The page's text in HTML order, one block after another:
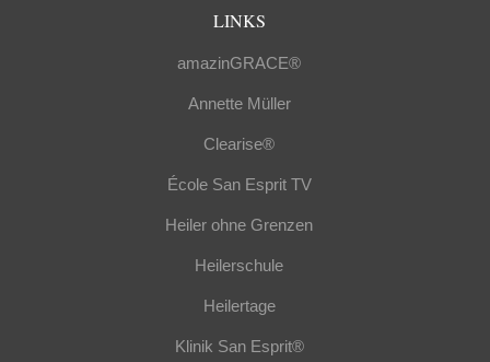
LINKS
amazinGRACE®
Annette Müller
Clearise®
École San Esprit TV
Heiler ohne Grenzen
Heilerschule
Heilertage
Klinik San Esprit®